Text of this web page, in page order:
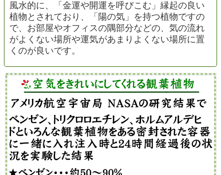
風水的に、「金運や開運を呼びこむ」縁起の良い
植物とされており、「陽の気」を持つ植物ですの
で、お部屋やオフィスの隅部分などの、気の流れ
がよくない場所や運気があまりよくない場所に置
くのが良いです。